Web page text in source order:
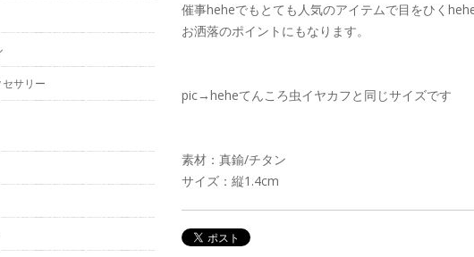
催事heheでもとても人気のアイテムで目をひくhehe
お洒落のポイントにもなります。
pic→heheてんころ虫イヤカフと同じサイズです
素材：真鍮/チタン
サイズ：縦1.4cm
サリー